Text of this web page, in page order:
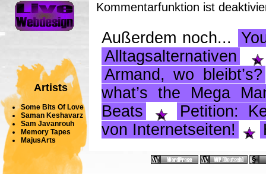
Artists
Some Bits Of Love
Saman Keshavarz
Sam Javanrouh
Memory Tapes
MajusArts
Kommentarfunktion ist
Außerdem noch...
Alltagsalternativen
Armand, wo bleibt’s?
what’s the Mega
Beats
Petition:
von Internetseiten!